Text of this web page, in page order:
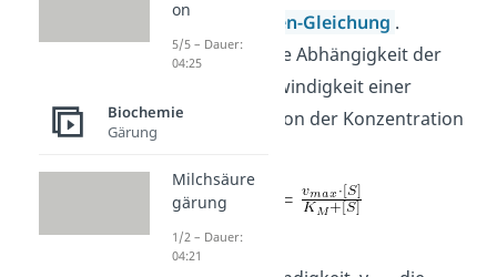
Michaelis-Menten-Gleichung .
Sie beschreibt die Abhängigkeit der
Reaktionsgeschwindigkeit einer
Enzymreaktion von der Konzentration
Dabei ist v die
on
5/5 – Dauer:
04:25
Biochemie
Gärung
Milchsäure
gärung
1/2 – Dauer:
04:21